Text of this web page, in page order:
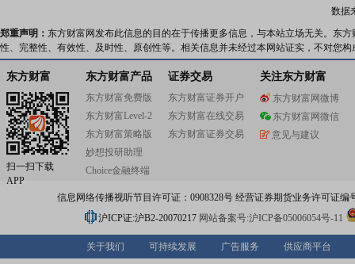
数据
郑重声明： 东方财富网发布此信息的目的在于传播更多信息，与本站立场无关。东
性、完整性、有效性、及时性、原创性等。相关信息并未经过本网站证实，不对您
东方财富
扫一扫下载
APP
东方财富产品
东方财富免费版
东方财富Level-2
东方财富策略版
妙想投研助理
Choice金融终端
证券交易
东方财富证券开户
东方财富在线交易
东方财富证券交易
关注东方财富
东方财富网微博
东方财富网微信
意见与建议
信息网络传播视听节目许可证：0908328号 经营证券期货业务许可证编
沪ICP证:沪B2-20070217 网站备案号:沪ICP备05006054号-11
关于我们 可持续发展 广告服务 供应商平台